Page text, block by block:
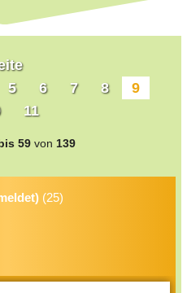
5 6 7 8
9
11
59 von 139
(25)